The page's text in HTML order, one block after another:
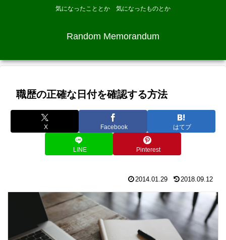
気になったこととか 気になったものとか
Random Memorandum
職歴の正確な日付を確認する方法
X Facebook はてブ
LINE Pinterest
2014.01.29 2018.09.12